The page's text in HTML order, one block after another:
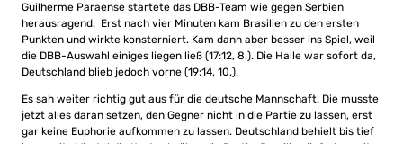
Guilherme Paraense startete das DBB-Team wie gegen Serbien
herausragend. Erst nach vier Minuten kam Brasilien zu den ersten
Punkten und wirkte konsterniert. Kam dann aber besser ins Spiel, weil
die DBB-Auswahl einiges liegen ließ (17:12, 8.). Die Halle war sofort da,
Deutschland blieb jedoch vorne (19:14, 10.).
Es sah weiter richtig gut aus für die deutsche Mannschaft. Die musste
jetzt alles daran setzen, den Gegner nicht in die Partie zu lassen, erst
gar keine Euphorie aufkommen zu lassen. Deutschland behielt bis tief